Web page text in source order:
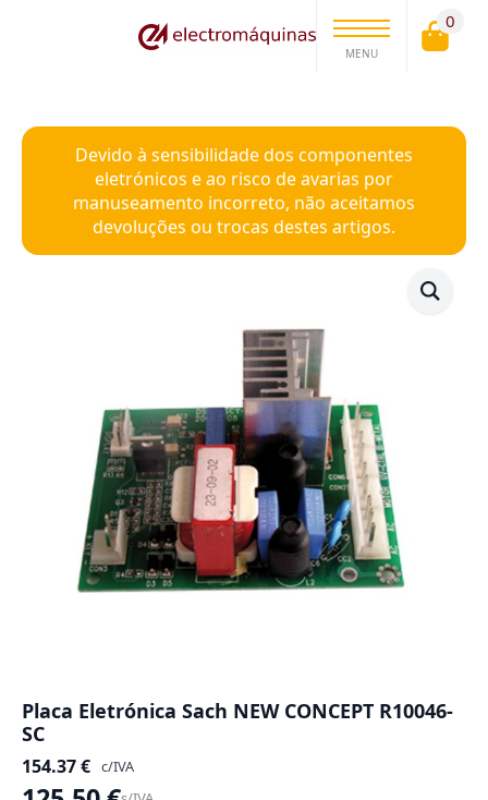
MENU
0
Devido à sensibilidade dos componentes
eletrónicos e ao risco de avarias por
manuseamento incorreto, não aceitamos
devoluções ou trocas destes artigos.
Placa Eletrónica Sach NEW CONCEPT R10046-
SC
154.37€ c/IVA